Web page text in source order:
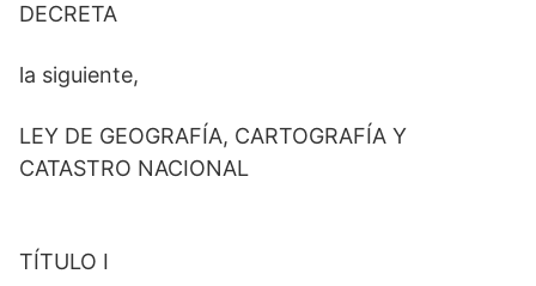
DECRETA
la siguiente,
LEY DE GEOGRAFÍA, CARTOGRAFÍA Y
CATASTRO NACIONAL
TÍTULO I